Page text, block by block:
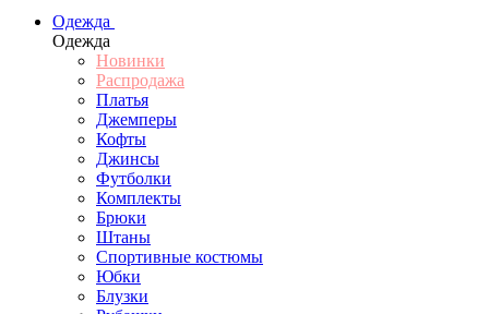
Одежда
Одежда
Новинки
Распродажа
Платья
Джемперы
Кофты
Джинсы
Футболки
Комплекты
Брюки
Штаны
Спортивные костюмы
Юбки
Блузки